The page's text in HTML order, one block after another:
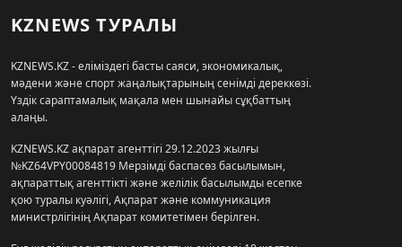
KZNEWS ТУРАЛЫ
KZNEWS.KZ - еліміздегі басты саяси, экономикалық,
мәдени және спорт жаңалықтарының сенімді дереккөзі.
Үздік сараптамалық мақала мен шынайы сұқбаттың
алаңы.
KZNEWS.KZ ақпарат агенттігі 29.12.2023 жылғы
№KZ64VPY00084819 Мерзімді баспасөз басылымын,
ақпараттық агенттікті және желілік басылымды есепке
қою туралы куәлігі, Ақпарат және коммуникация
министрлігінің Ақпарат комитетімен берілген.